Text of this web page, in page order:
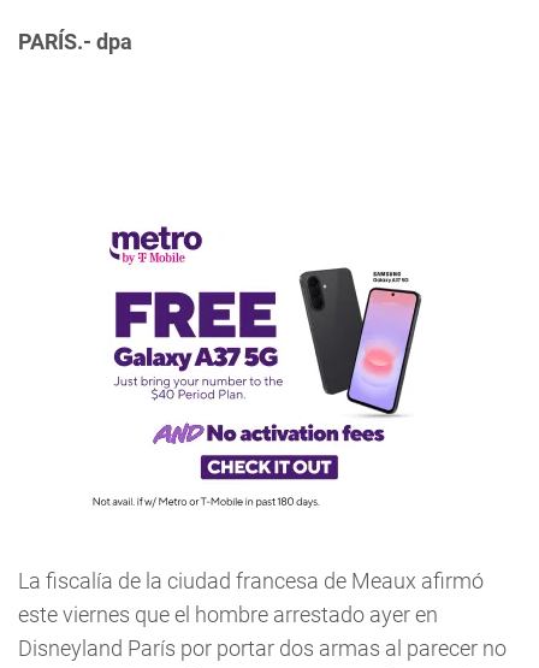
PARÍS.- dpa
La fiscalía de la ciudad francesa de Meaux afirmó
este viernes que el hombre arrestado ayer en
Disneyland París por portar dos armas al parecer no